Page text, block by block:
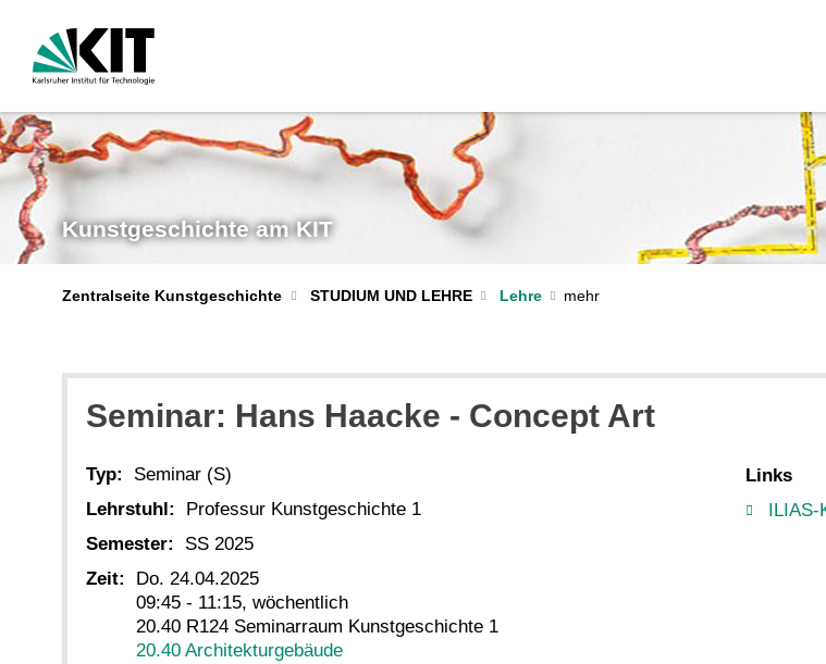
Kunstgeschichte am KIT
Zentralseite Kunstgeschichte STUDIUM UND LEHRE Lehre
Seminar: Hans Haacke - Concept Art
Typ:
Seminar (S)
Lehrstuhl:
Professur Kunstgeschichte 1
Semester:
SS 2025
Zeit:
Do. 24.04.2025
09:45 - 11:15, wöchentlich
20.40 R124 Seminarraum Kunstgeschichte 1
20.40 Architekturgebäude
Links
ILIAS-